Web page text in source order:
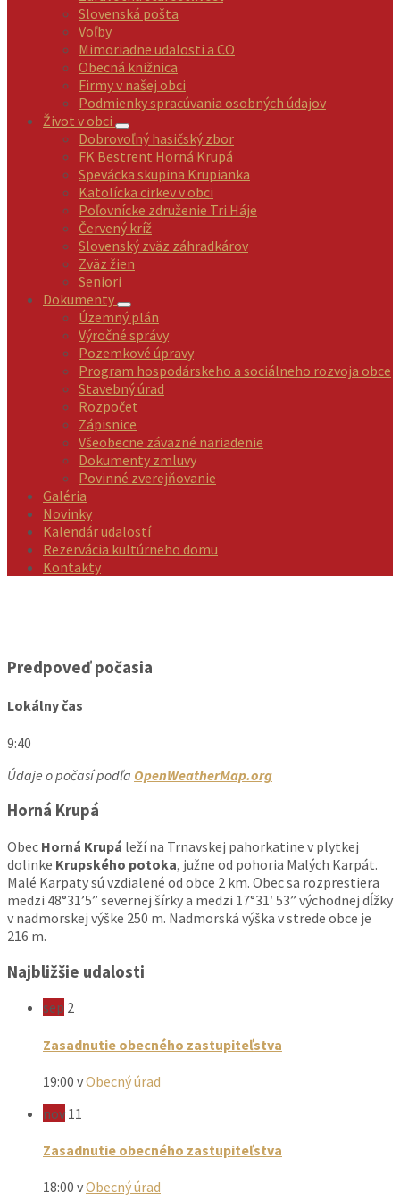
Slovenská pošta
Voľby
Mimoriadne udalosti a CO
Obecná knižnica
Firmy v našej obci
Podmienky spracúvania osobných údajov
Život v obci
Dobrovoľný hasičský zbor
FK Bestrent Horná Krupá
Spevácka skupina Krupianka
Katolícka cirkev v obci
Poľovnícke združenie Tri Háje
Červený kríž
Slovenský zväz záhradkárov
Zväz žien
Seniori
Dokumenty
Územný plán
Výročné správy
Pozemkové úpravy
Program hospodárskeho a sociálneho rozvoja obce
Stavebný úrad
Rozpočet
Zápisnice
Všeobecne záväzné nariadenie
Dokumenty zmluvy
Povinné zverejňovanie
Galéria
Novinky
Kalendár udalostí
Rezervácia kultúrneho domu
Kontakty
Predpoveď počasia
Lokálny čas
9:40
Údaje o počasí podľa OpenWeatherMap.org
Horná Krupá
Obec Horná Krupá leží na Trnavskej pahorkatine v plytkej
dolinke Krupského potoka, južne od pohoria Malých Karpát.
Malé Karpaty sú vzdialené od obce 2 km. Obec sa rozprestiera
medzi 48°31’5” severnej šírky a medzi 17°31′ 53” východnej dĺžky
v nadmorskej výške 250 m. Nadmorská výška v strede obce je
216 m.
Najbližšie udalosti
sep 2
Zasadnutie obecného zastupiteľstva
19:00 vObecný úrad
nov 11
Zasadnutie obecného zastupiteľstva
18:00 vObecný úrad